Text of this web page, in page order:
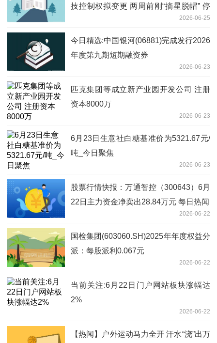
技控制权拟变更 两周前刚“摘星脱帽” 停
2026-06-25
今日精选:中国银河(06881)完成发行2026
年度第九期短期融资券
2026-06-23
匹克集团等成立新产业园开发公司 注册
资本8000万
2026-06-23
6月23日生意社白糖基准价为5321.67元/
吨_今日聚焦
2026-06-23
股票行情快报：万通智控（300643）6月
22日主力资金净卖出28.84万元 每日热闻
2026-06-22
国检集团(603060.SH)2025年年度权益分
派：每股派利0.067元
2026-06-22
当前关注:6月22日门户网站板块涨幅达
2%
2026-06-22
【热闻】户外运动马力全开 汗水“浇”出万